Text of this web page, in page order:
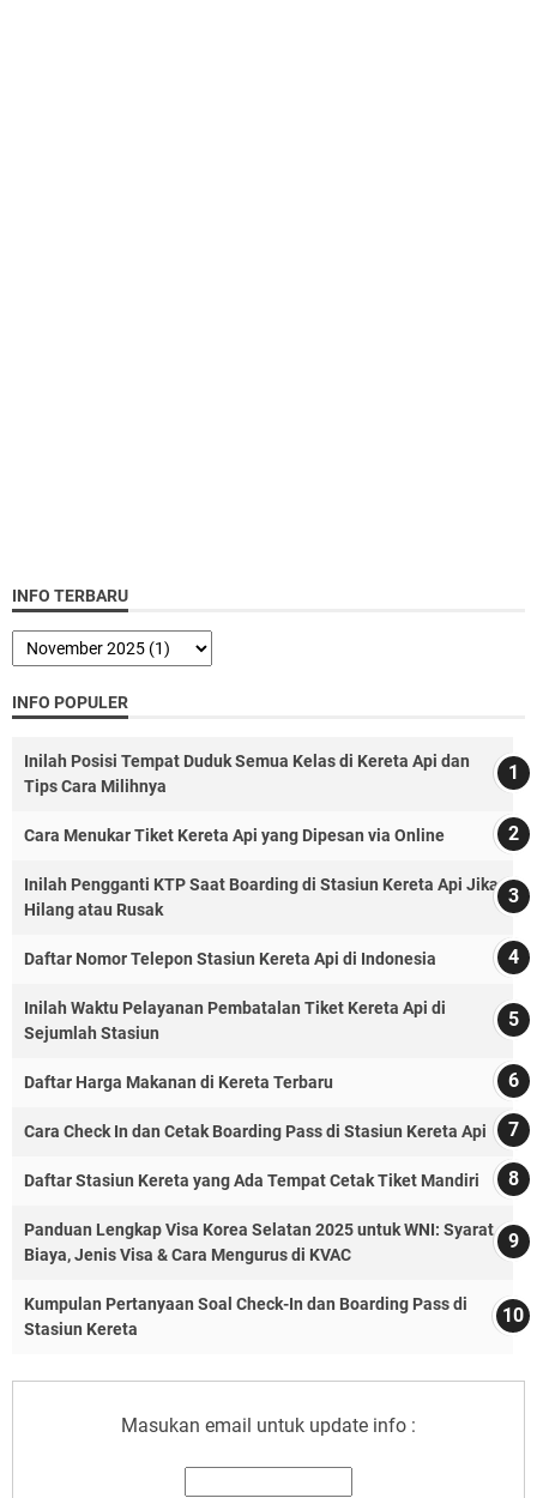
INFO TERBARU
INFO POPULER
Inilah Posisi Tempat Duduk Semua Kelas di Kereta Api dan
Tips Cara Milihnya
Cara Menukar Tiket Kereta Api yang Dipesan via Online
Inilah Pengganti KTP Saat Boarding di Stasiun Kereta Api Jika
Hilang atau Rusak
Daftar Nomor Telepon Stasiun Kereta Api di Indonesia
Inilah Waktu Pelayanan Pembatalan Tiket Kereta Api di
Sejumlah Stasiun
Daftar Harga Makanan di Kereta Terbaru
Cara Check In dan Cetak Boarding Pass di Stasiun Kereta Api
Daftar Stasiun Kereta yang Ada Tempat Cetak Tiket Mandiri
Panduan Lengkap Visa Korea Selatan 2025 untuk WNI: Syarat,
Biaya, Jenis Visa & Cara Mengurus di KVAC
Kumpulan Pertanyaan Soal Check-In dan Boarding Pass di
Stasiun Kereta
Masukan email untuk update info :